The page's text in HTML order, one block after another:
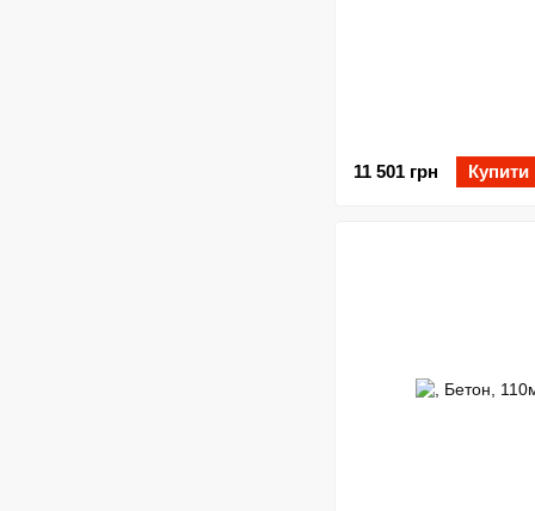
11 501 грн Купити